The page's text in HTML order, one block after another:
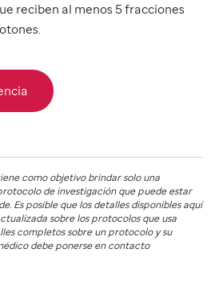
reciben al menos 5 fracciones
como objetivo brindar solo una
de investigación que puede estar
. Es posible que los detalles disponibles aquí
sobre los protocolos que usa
completos sobre un protocolo y su
debe ponerse en contacto